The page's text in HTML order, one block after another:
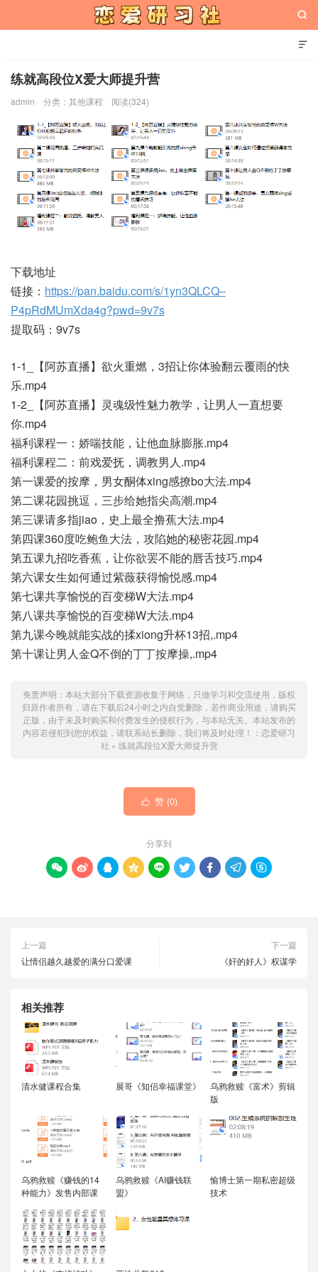


练就高段位X爱大师提升营
admin 分类： 其他课程 阅读(324)
下载地址
链接： https://pan.baidu.com/s/1yn3QLCQ–
P4pRdMUmXda4g?pwd=9v7s
提取码：9v7s
1-1_【阿苏直播】欲火重燃，3招让你体验翻云覆雨的快
乐.mp4
1-2_【阿苏直播】灵魂级性魅力教学，让男人一直想要
你.mp4
福利课程一：娇喘技能，让他血脉膨胀.mp4
福利课程二：前戏爱抚，调教男人.mp4
第一课爱的按摩，男女酮体xing感撩bo大法.mp4
第二课花园挑逗，三步给她指尖高潮.mp4
第三课请多指jiao，史上最全撸蕉大法.mp4
第四课360度吃鲍鱼大法，攻陷她的秘密花园.mp4
第五课九招吃香蕉，让你欲罢不能的唇舌技巧.mp4
第六课女生如何通过紫薇获得愉悦感.mp4
第七课共享愉悦的百变梯W大法.mp4
第八课共享愉悦的百变梯W大法.mp4
第九课今晚就能实战的揉xiong升杯13招,.mp4
第十课让男人金Q不倒的丁丁按摩操,.mp4
免责声明：本站大部分下载资源收集于网络，只做学习和交流使用，版权
归原作者所有，请在下载后24小时之内自觉删除，若作商业用途，请购买
正版，由于未及时购买和付费发生的侵权行为，与本站无关。本站发布的
内容若侵犯到您的权益，请联系站长删除，我们将及时处理！： 恋爱研习
社 » 练就高段位X爱大师提升营
 赞 (0)
分享到
        
上一篇
让情侣越久越爱的满分口爱课
下一篇
《奸的好人》权谋学
相关推荐
清水健课程合集 展哥《知侣幸福课堂》
乌鸦救赎《富术》剪辑
版
乌鸦救赎《赚钱的14
种能力》发售内部课
乌鸦救赎《AI赚钱联
盟》
愉博士第一期私密超级
技术